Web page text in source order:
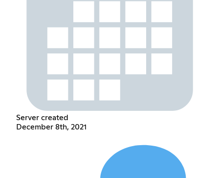
Server created
December 8th, 2021